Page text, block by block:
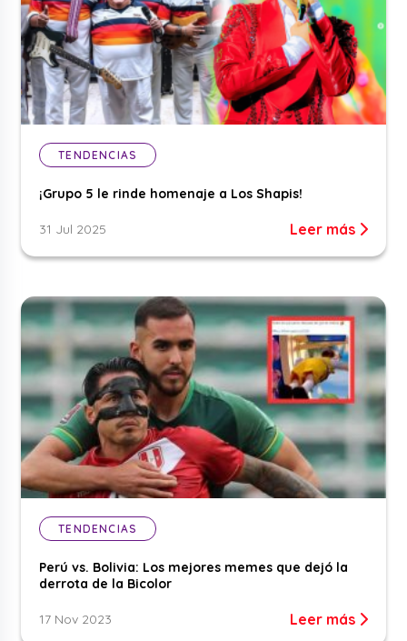
TENDENCIAS
¡Grupo 5 le rinde homenaje a Los Shapis!
31 Jul 2025 Leer más
TENDENCIAS
Perú vs. Bolivia: Los mejores memes que dejó la
derrota de la Bicolor
17 Nov 2023 Leer más